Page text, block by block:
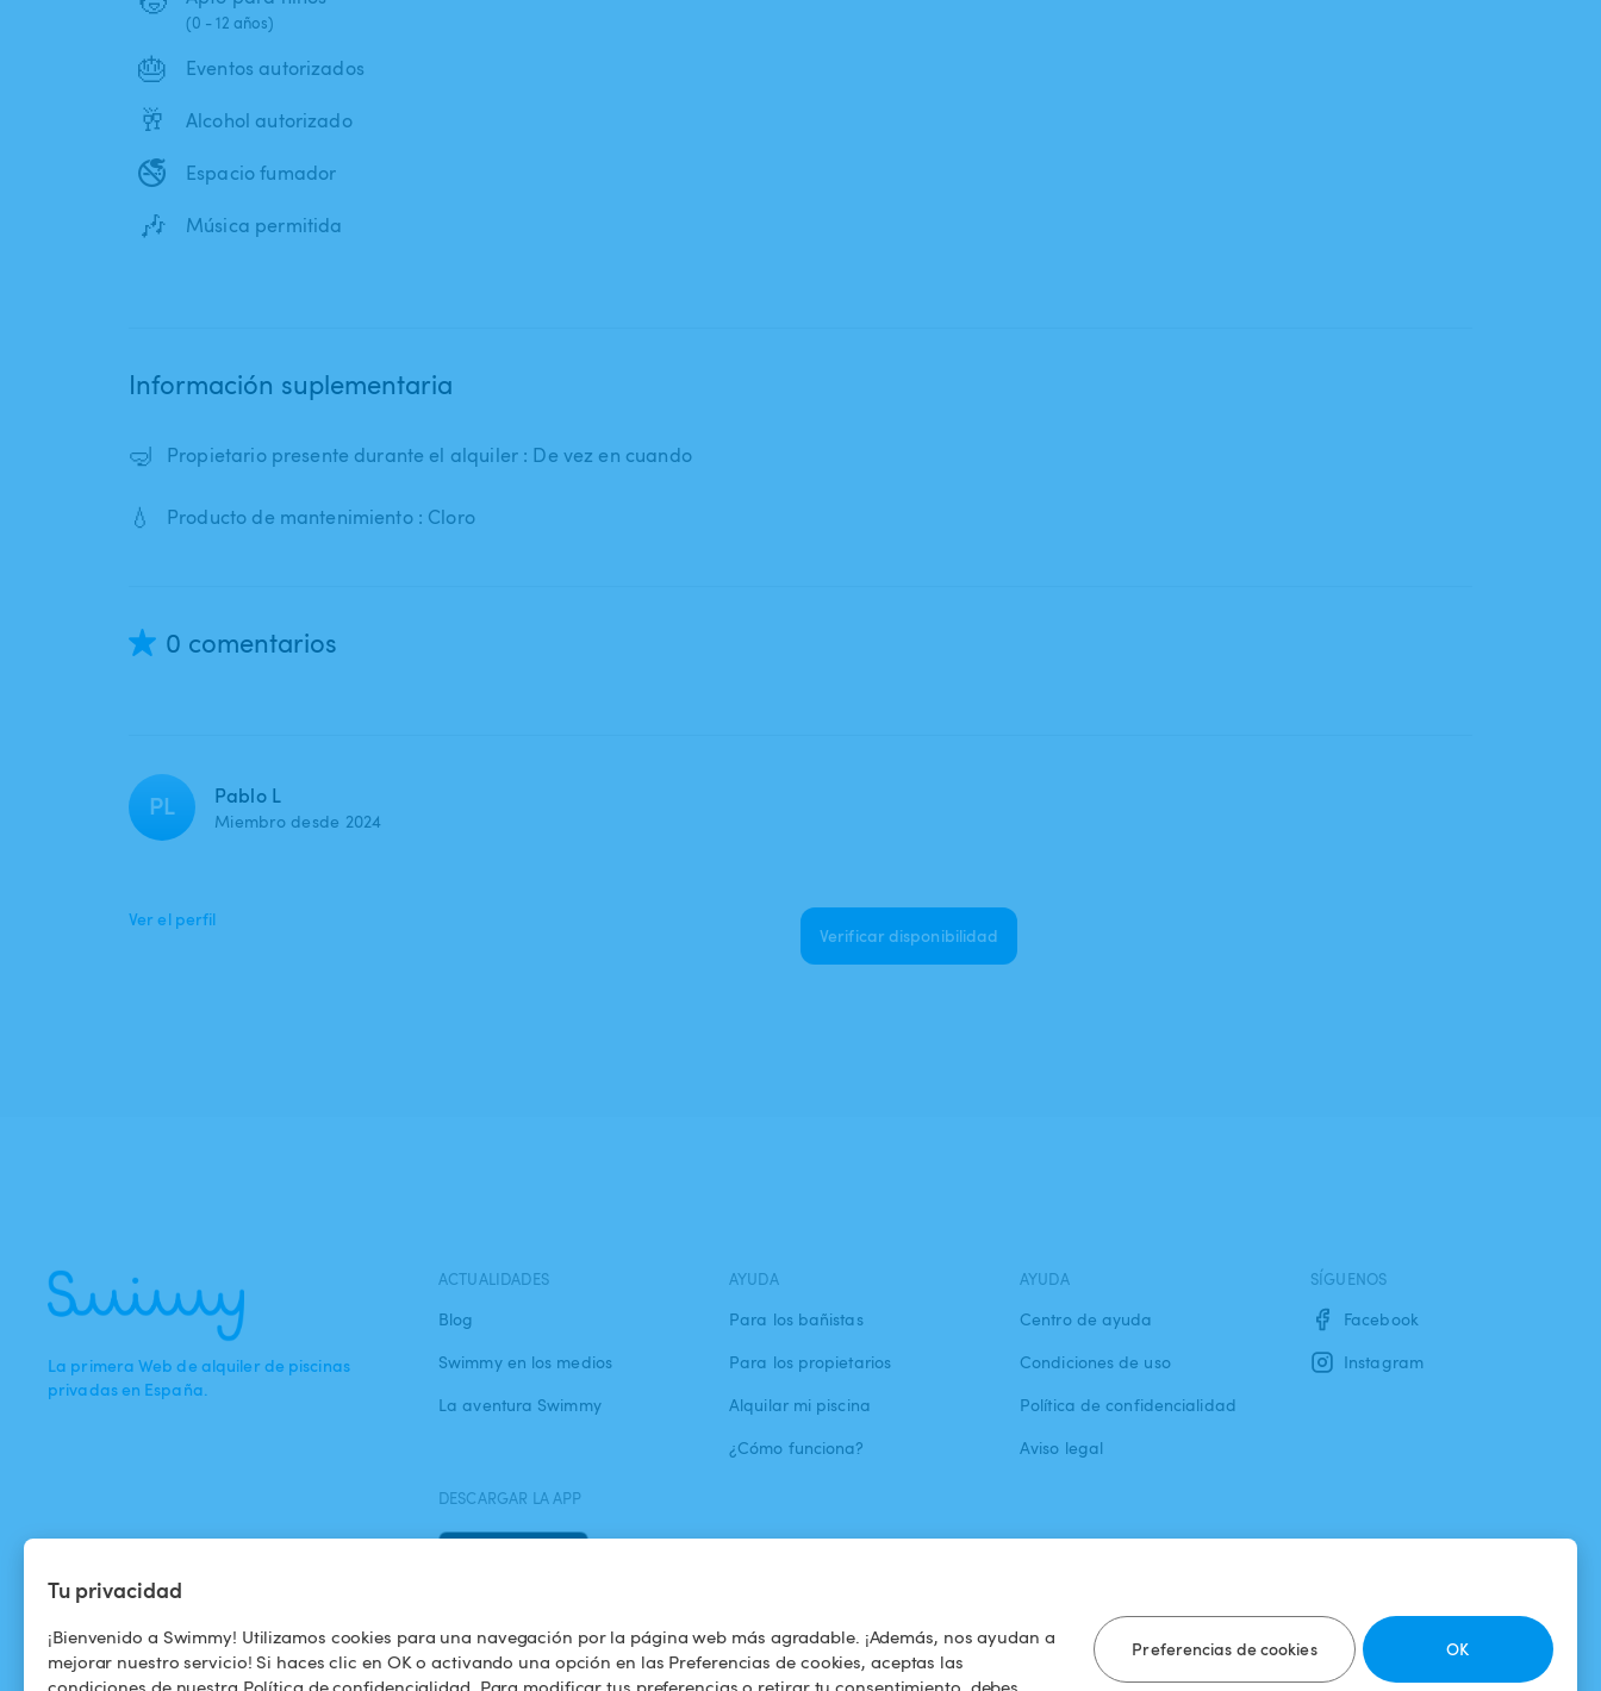
Tu privacidad
¡Bienvenido a Swimmy! Utilizamos cookies para una navegación por la página web más agradable. ¡Además, nos ayudan a
mejorar nuestro servicio! Si haces clic en OK o activando una opción en las Preferencias de cookies, aceptas las
condiciones de nuestra Política de confidencialidad. Para modificar tus preferencias o retirar tu consentimiento, debes
Preferencias de cookies OK
(0 - 12 años)
🎂 Eventos autorizados
🥂 Alcohol autorizado
🚭 Espacio fumador
🎶 Música permitida
Información suplementaria
🤿 Propietario presente durante el alquiler : De vez en cuando
💧 Producto de mantenimiento : Cloro
0 comentarios
PL Pablo L
Miembro desde 2024
Ver el perfil
Verificar disponibilidad
La primera Web de alquiler de piscinas
privadas en España.
ACTUALIDADES
Blog
Swimmy en los medios
La aventura Swimmy
AYUDA
Para los bañistas
Para los propietarios
Alquilar mi piscina
¿Cómo funciona?
AYUDA
Centro de ayuda
Condiciones de uso
Política de confidencialidad
Aviso legal
SÍGUENOS
Facebook
Instagram
DESCARGAR LA APP